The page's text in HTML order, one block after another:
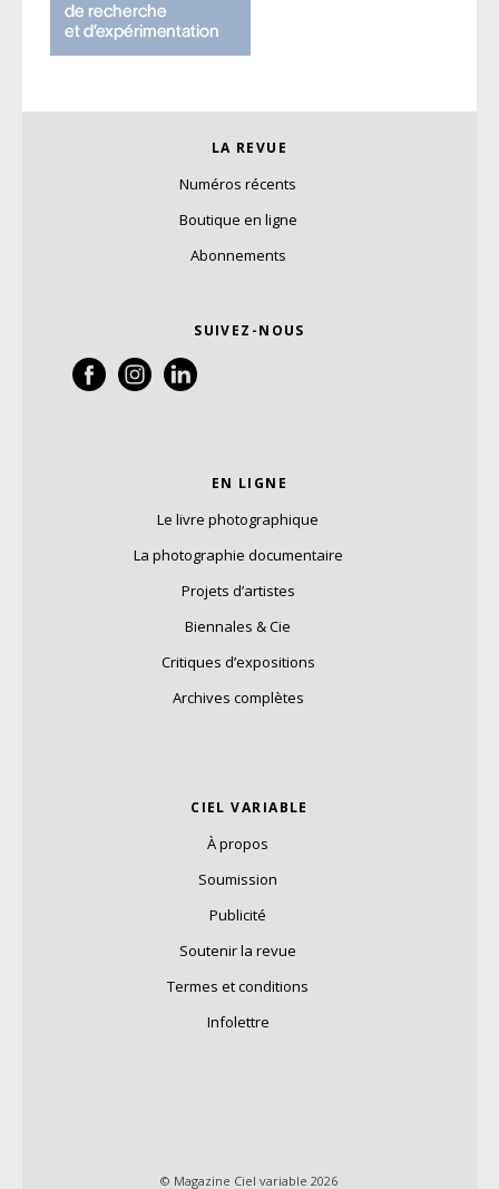
LA REVUE
Numéros récents
Boutique en ligne
Abonnements
SUIVEZ-NOUS
EN LIGNE
Le livre photographique
La photographie documentaire
Projets d’artistes
Biennales & Cie
Critiques d’expositions
Archives complètes
CIEL VARIABLE
À propos
Soumission
Publicité
Soutenir la revue
Termes et conditions
Infolettre
© Magazine Ciel variable 2026